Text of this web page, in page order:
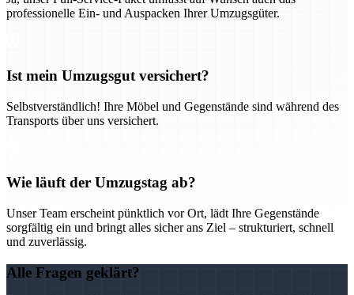
professionelle Ein- und Auspacken Ihrer Umzugsgüter.
Ist mein Umzugsgut versichert?
Selbstverständlich! Ihre Möbel und Gegenstände sind während des
Transports über uns versichert.
Wie läuft der Umzugstag ab?
Unser Team erscheint pünktlich vor Ort, lädt Ihre Gegenstände
sorgfältig ein und bringt alles sicher ans Ziel – strukturiert, schnell
und zuverlässig.
Alle Fragen geklärt?